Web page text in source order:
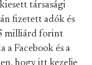
társasági
fizetett adók és
milliárd forint
a Facebook és a
hogy itt kezelje